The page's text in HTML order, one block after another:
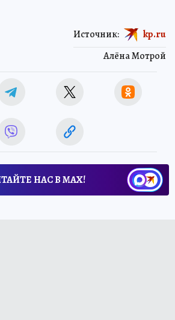
Алёна Мотрой
Источник: kp.ru
НАС В МАХ!